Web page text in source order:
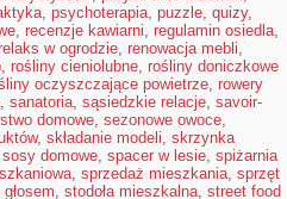
, psychoterapia, puzzle, quizy,
, recenzje kawiarni, regulamin osiedla,
w ogrodzie, renowacja mebli,
, rośliny cieniolubne, rośliny doniczkowe
oczyszczające powietrze, rowery
, sanatoria, sąsiedzkie relacje, savoir-
domowe, sezonowe owoce,
, składanie modeli, skrzynka
sosy domowe, spacer w lesie, spiżarnia
, sprzedaż mieszkania, sprzęt
, stodoła mieszkalna, street food